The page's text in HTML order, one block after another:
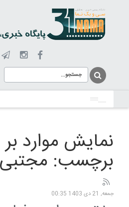
نمایش موارد
برچسب:
جمعه, 21 دی 1403 00:35